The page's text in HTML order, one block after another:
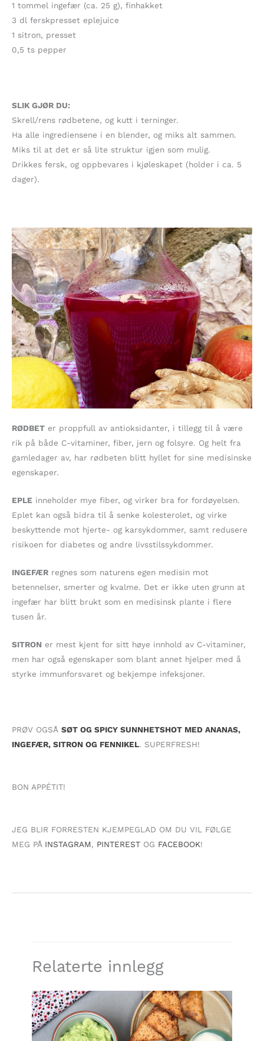
1 tommel ingefær (ca. 25 g), finhakket
3 dl ferskpresset eplejuice
1 sitron, presset
0,5 ts pepper
SLIK GJØR DU:
Skrell/rens rødbetene, og kutt i terninger.
Ha alle ingrediensene i en blender, og miks alt sammen.
Miks til at det er så lite struktur igjen som mulig.
Drikkes fersk, og oppbevares i kjøleskapet (holder i ca. 5
dager).
RØDBET er proppfull av antioksidanter, i tillegg til å være
rik på både C-vitaminer, fiber, jern og folsyre. Og helt fra
gamledager av, har rødbeten blitt hyllet for sine medisinske
egenskaper.
EPLE inneholder mye fiber, og virker bra for fordøyelsen.
Eplet kan også bidra til å senke kolesterolet, og virke
beskyttende mot hjerte- og karsykdommer, samt redusere
risikoen for diabetes og andre livsstilssykdommer.
INGEFÆR regnes som naturens egen medisin mot
betennelser, smerter og kvalme. Det er ikke uten grunn at
ingefær har blitt brukt som en medisinsk plante i flere
tusen år.
SITRON er mest kjent for sitt høye innhold av C-vitaminer,
men har også egenskaper som blant annet hjelper med å
styrke immunforsvaret og bekjempe infeksjoner.
PRØV OGSÅ SØT OG SPICY SUNNHETSHOT MED ANANAS,
INGEFÆR, SITRON OG FENNIKEL. SUPERFRESH!
BON APPÉTIT!
JEG BLIR FORRESTEN KJEMPEGLAD OM DU VIL FØLGE
MEG PÅ INSTAGRAM, PINTEREST OG FACEBOOK!
Relaterte innlegg